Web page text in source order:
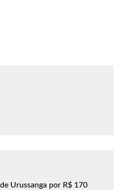
Urussanga por R$ 170